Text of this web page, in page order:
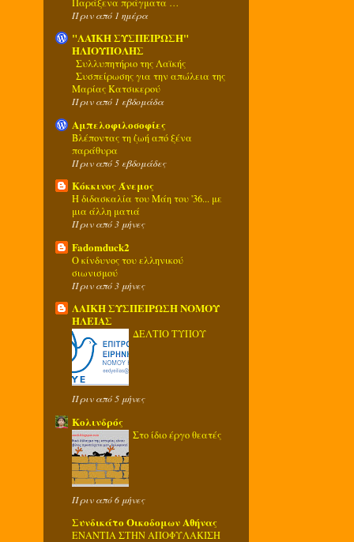
Πριν από 1 ημέρα
"ΛΑΪΚΗ ΣΥΣΠΕΙΡΩΣΗ"
ΗΛΙΟΥΠΟΛΗΣ
Συλλυπητήριο της Λαϊκής
Συσπείρωσης για την απώλεια της
Μαρίας Κατσικερού
Πριν από 1 εβδομάδα
Αμπελοφιλοσοφίες
Βλέποντας τη ζωή από ξένα
παράθυρα
Πριν από 5 εβδομάδες
Κόκκινος Άνεμος
Η διδασκαλία του Μάη του '36... με
μια άλλη ματιά
Πριν από 3 μήνες
Fadomduck2
Ο κίνδυνος του ελληνικού
σιωνισμού
Πριν από 3 μήνες
ΛΑΙΚΗ ΣΥΣΠΕΙΡΩΣΗ ΝΟΜΟΥ
ΗΛΕΙΑΣ
ΔΕΛΤΙΟ ΤΥΠΟΥ
Πριν από 5 μήνες
Κολινδρός
Στο ίδιο έργο θεατές
Πριν από 6 μήνες
Συνδικάτο Οικοδομων Αθήνας
ΕΝΑΝΤΙΑ ΣΤΗΝ ΑΠΟΦΥΛΑΚΙΣΗ